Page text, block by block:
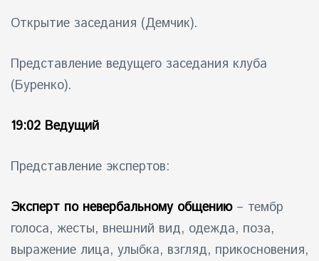
Открытие заседания (Демчик).
Представление ведущего заседания клуба
(Буренко).
19:02 Ведущий
Представление экспертов:
Эксперт по невербальному общению – тембр
голоса, жесты, внешний вид, одежда, поза,
выражение лица, улыбка, взгляд, прикосновения,